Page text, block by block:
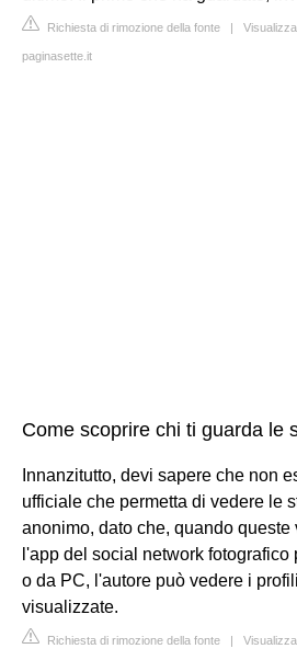
Richiesta di rimozione della fonte |
paginasette.it
Come scoprire chi ti guarda le
Innanzitutto, devi sapere che non
ufficiale che permetta di vedere le
anonimo, dato che, quando queste
l'app del social network
o da PC, l'autore può vedere i
visualizzate.
Richiesta di rimozione della fonte |